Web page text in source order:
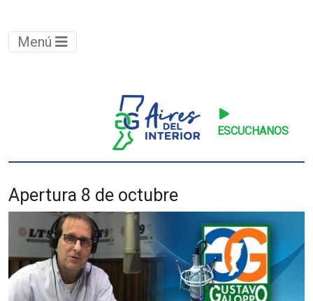
Menú
ESCUCHANOS
Apertura 8 de octubre